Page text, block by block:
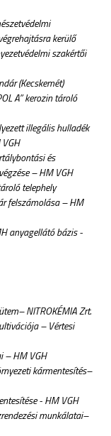
kerülő
szakértői
(Kecskemét)
A” kerozin tároló
illegális hulladék
és
– HM VGH
telephely
felszámolása – HM
anyagellátó bázis -
NITROKÉMIA Zrt.
– Vértesi
– HM VGH
kármentesítés–
- HM VGH
munkálatai–